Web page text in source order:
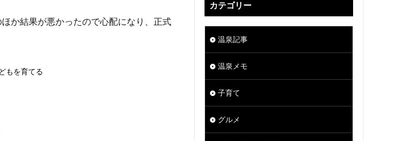
か結果が悪かったので心配になり、正式
もを育てる
カテゴリー
温泉記事
温泉メモ
子育て
グルメ